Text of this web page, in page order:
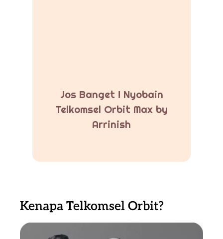
Jos Banget ! Nyobain
Telkomsel Orbit Max by
Arrinish
Kenapa Telkomsel Orbit?